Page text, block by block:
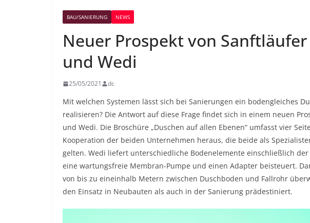
BAU/SANIERUNG NEWS
Neuer Prospekt von
und Wedi
25/05/2021 dc
Mit welchen Systemen lässt sich bei Sanierungen ein bodengleiches
realisieren? Die Antwort auf diese Frage findet sich in einem neuen
und Wedi. Die Broschüre „Duschen auf allen Ebenen“ umfasst vier
Kooperation der beiden Unternehmen heraus, die beide als
gelten. Wedi liefert unterschiedliche Bodenelemente einschließlich
eine wartungsfreie Membran-Pumpe und einen Adapter beisteuert.
von bis zu eineinhalb Metern zwischen Duschboden und Fallrohr
den Einsatz in Neubauten als auch in der Sanierung prädestiniert.